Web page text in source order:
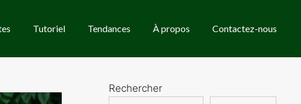
Tutoriel Tendances À propos Contactez-nous
Rechercher